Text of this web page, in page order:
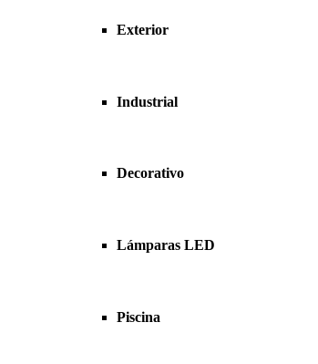
Exterior
Industrial
Decorativo
Lámparas LED
Piscina